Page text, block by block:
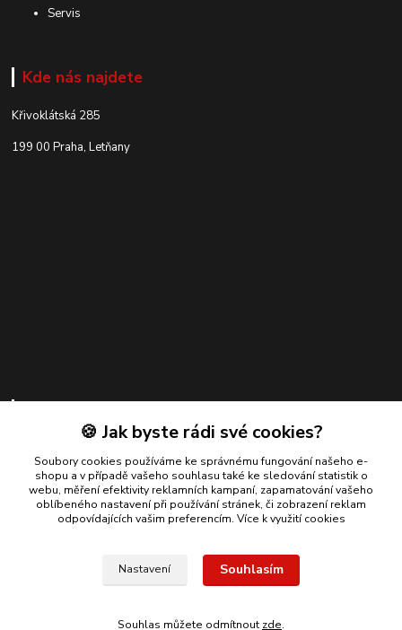
Servis
Kde nás najdete
Křivoklátská 285
199 00 Praha, Letňany
Kontakty
+420 739 924 550
(Po-Pá, 8-17 hod.)
info@bmautodily.cz
Copyright 2026 BM-AUTODÍLY. Všechna práva vyhrazena.
🍪 Jak byste rádi své cookies?
Soubory cookies používáme ke správnému fungování našeho e-
shopu a v případě vašeho souhlasu také ke sledování statistik o
webu, měření efektivity reklamních kampaní, zapamatování vašeho
oblíbeného nastavení při používání stránek, či zobrazení reklam
odpovídajících vašim preferencím. Více k využití cookies
Nastavení Souhlasím
Souhlas můžete odmítnout zde.